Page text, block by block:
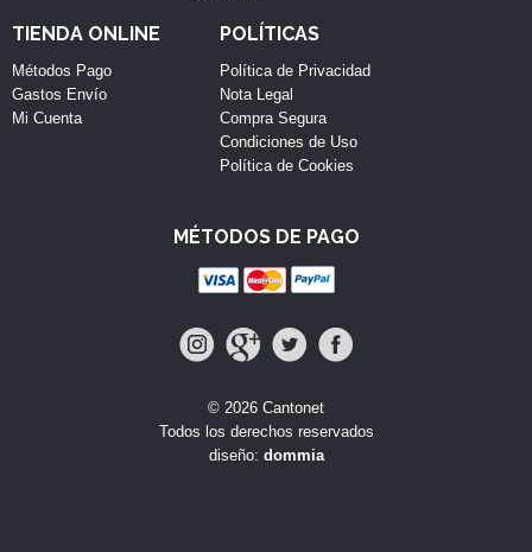
TIENDA ONLINE
Métodos Pago
Gastos Envío
Mi Cuenta
POLÍTICAS
Política de Privacidad
Nota Legal
Compra Segura
Condiciones de Uso
Política de Cookies
MÉTODOS DE PAGO
© 2026 Cantonet
Todos los derechos reservados
diseño: dommia